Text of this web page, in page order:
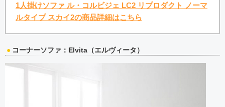
1人掛けソファ ル・コルビジェ LC2 リプロダクト ノーマ
ルタイプ スカイ2の商品詳細はこちら
コーナーソファ：Elvita（エルヴィータ）